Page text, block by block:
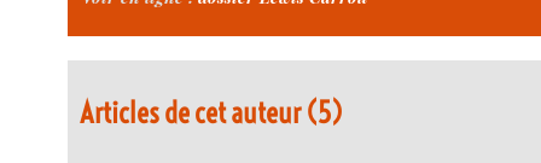
Articles de cet auteur (5)